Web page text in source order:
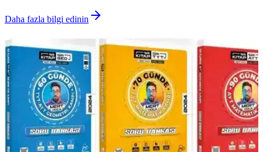
Daha fazla bilgi edinin